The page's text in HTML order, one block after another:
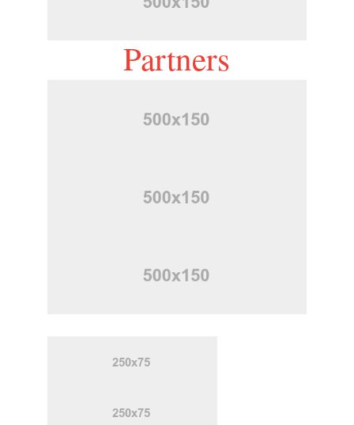
Partners